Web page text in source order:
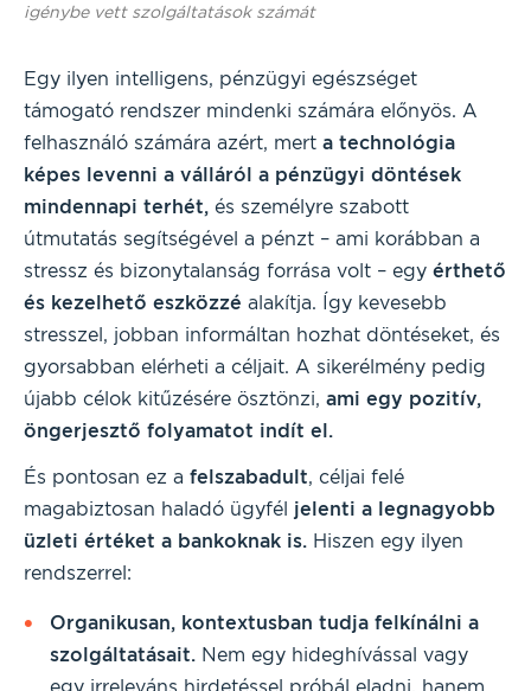
igénybe vett szolgáltatások számát
Egy ilyen intelligens, pénzügyi egészséget
támogató rendszer mindenki számára előnyös. A
felhasználó számára azért, mert a technológia
képes levenni a válláról a pénzügyi döntések
mindennapi terhét, és személyre szabott
útmutatás segítségével a pénzt – ami korábban a
stressz és bizonytalanság forrása volt – egy érthető
és kezelhető eszközzé alakítja. Így kevesebb
stresszel, jobban informáltan hozhat döntéseket, és
gyorsabban elérheti a céljait. A sikerélmény pedig
újabb célok kitűzésére ösztönzi, ami egy pozitív,
öngerjesztő folyamatot indít el.
És pontosan ez a felszabadult, céljai felé
magabiztosan haladó ügyfél jelenti a legnagyobb
üzleti értéket a bankoknak is. Hiszen egy ilyen
rendszerrel:
Organikusan, kontextusban tudja felkínálni a
szolgáltatásait. Nem egy hideghívással vagy